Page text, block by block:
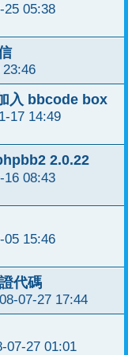
25 05:38
23:46
入 bbcode box
17 14:49
2.0.22
16 08:43
05 15:46
代碼
07-27 17:44
07-27 01:01